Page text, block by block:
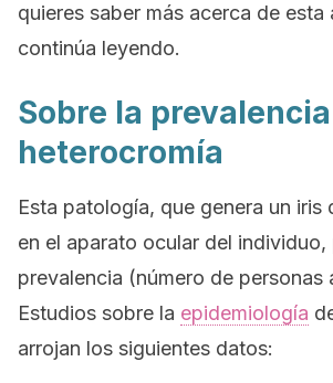
quieres saber más acerca de esta
continúa leyendo.
Sobre la
heterocromía
Esta patología, que genera un iris
en el aparato ocular del individuo,
prevalencia (número de personas
Estudios sobre la epidemiología
arrojan los siguientes datos: